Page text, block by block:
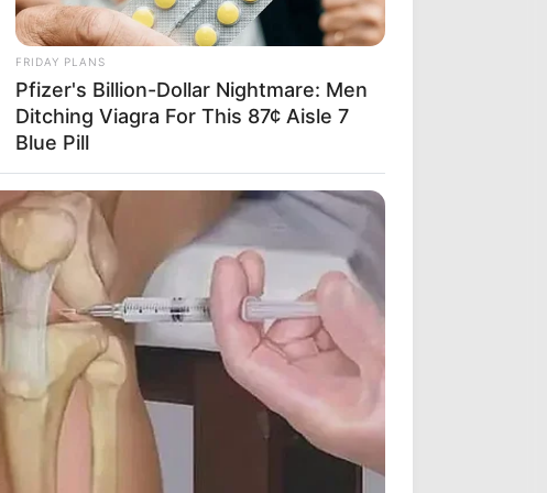
FRIDAY PLANS
Pfizer's Billion-Dollar Nightmare: Men
Ditching Viagra For This 87¢ Aisle 7
Blue Pill